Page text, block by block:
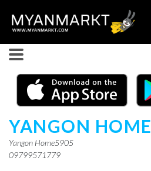
YANGON HOME
Yangon Home5905
09799571779